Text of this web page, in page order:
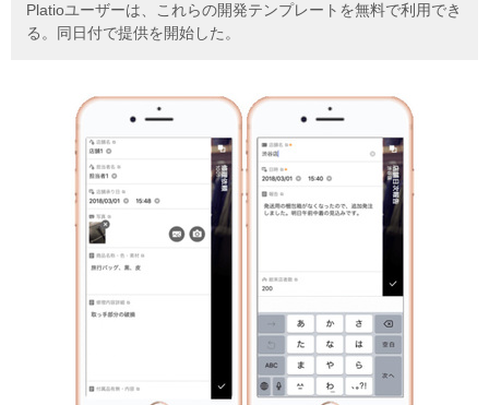
Platioユーザーは、これらの開発テンプレートを無料で利用でき
る。同日付で提供を開始した。